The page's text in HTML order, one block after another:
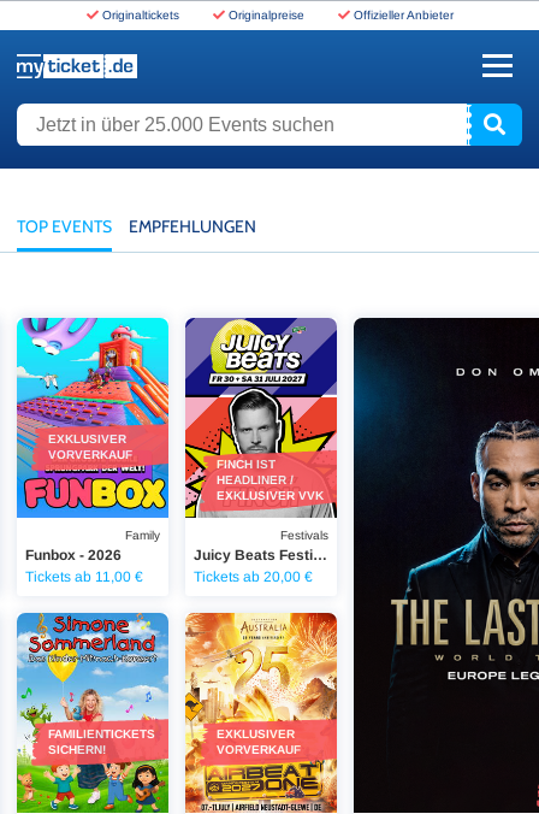
Originaltickets Originalpreise Offizieller Anbieter
Jetzt in über 25.000 Events suchen
TOP EVENTS EMPFEHLUNGEN
2026 PROBE TOUR 2026
Family
Funbox - 2026
Tickets ab 11,00 €
EXKLUSIVER
VORVERKAUF
Funbox - 2026
Festivals
Juicy Beats Festival - 2027
Tickets ab 20,00 €
FINCH IST
HEADLINER /
EXKLUSIVER VVK
Juicy Beats Festival - 2027
FAMILIENTICKETS
SICHERN!
Simone Sommerland - Kinder-Mitmach-Konzert
EXKLUSIVER
VORVERKAUF
Airbeat One 2027
Don Omar - THE LAST